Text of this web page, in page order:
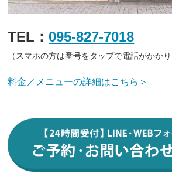
TEL： 095-827-7018
（スマホの方は番号をタップで電話がかかり
料金／メニューの詳細はこちら＞